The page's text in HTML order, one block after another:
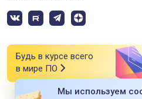
Будь в курсе всего
в мире ПО
Мы используем